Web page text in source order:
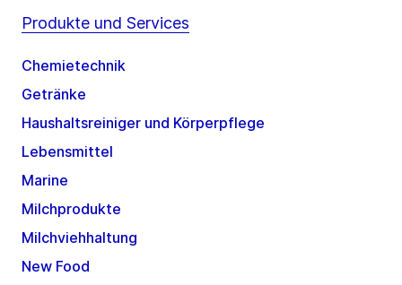
Produkte und Services
Chemietechnik
Getränke
Haushaltsreiniger und Körperpflege
Lebensmittel
Marine
Milchprodukte
Milchviehhaltung
New Food